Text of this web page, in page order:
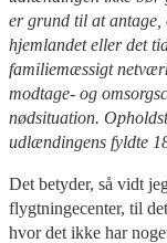
er grund til at
hjemlandet eller det
familiemæssigt
modtage- og
nødsituation.
udlændingens fyldte
Det betyder, så vidt
flygtningecenter, til
hvor det ikke har